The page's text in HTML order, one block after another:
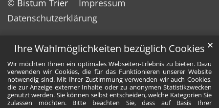
Ihre Wahlmöglichkeiten bezüglich Cookies
Wir möchten Ihnen ein optimales Webseiten-Erlebnis zu bieten. Dazu
verwenden wir Cookies, die für das Funktionieren unserer Website
notwendig sind. Mit Ihrer Zustimmung verwenden wir auch Cookies,
die zur Anzeige externer Inhalte oder zu anonymen Statistikzwecken
genutzt werden. Sie können selbst entscheiden, welche Kategorien Sie
zulassen möchten. Bitte beachten Sie, dass auf Basis Ihrer
✕
© Bistum Trier
Impressum
Datenschutzerklärung